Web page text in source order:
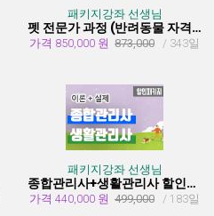
패키지강좌 선생님
펫 전문가 과정 (반려동물 자격증 취득과정)
가격 850,000 원 873,000 / 343일
패키지강좌 선생님
종합관리사+생활관리사 할인패키지과정
가격 440,000 원 499,000 / 183일